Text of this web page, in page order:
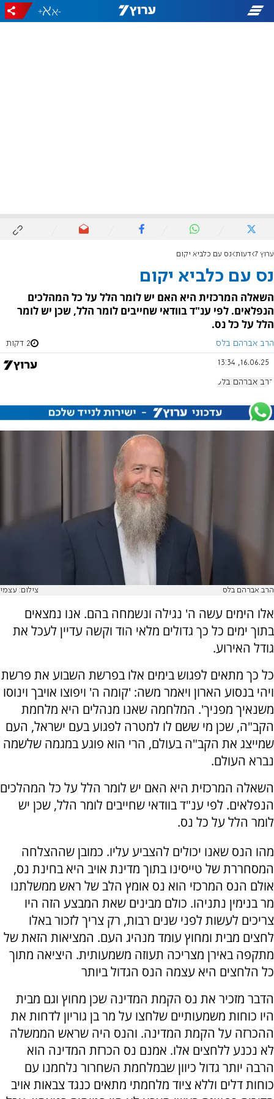
-
+
ערוץ 7 דעות נס עם כלביא יקום
נס עם כלביא יקום
השאלה המרכזית היא האם יש לומר הלל על כל המהלכים
הנפלאים. לפי ענ"ד בוודאי שחייבים לומר הלל, שכן יש לומר
הלל על כל נס.
הרב אברהם בלס 2 דקות
16.06.25, 13:34
הרב אברהם בלס
הרב אברהם בלס צילום: עצמי
אלו הימים עשה ה' נגילה ונשמחה בהם. אנו נמצאים
בתוך ימים כל כך גדולים מלאי הוד וקשה עדיין לעכל את
גודל האירוע.
כל כך מתאים לפגוש בימים אלו בפרשת השבוע את פרשת
ויהי בנסוע הארון ויאמר משה: 'קומה ה' ויפוצו אויבך וינוסו
משנאיך מפניך'. המלחמה שאנו מנהלים היא מלחמת
הקב"ה, שכן מי ששם לו למטרה לפגוע בעם ישראל, העם
שמייצג את הקב"ה בעולם, הרי הוא פוגע במגמה שלשמה
נברא העולם.
השאלה המרכזית היא האם יש לומר הלל על כל המהלכים
הנפלאים. לפי ענ"ד בוודאי שחייבים לומר הלל, שכן יש
לומר הלל על כל נס.
מהו הנס שאנו יכולים להצביע עליו. כמובן שההצלחה
המסחררת של טייסינו בתוך מדינת אויב היא בחינת נס,
אולם הנס המרכזי הוא נס אומץ הלב של ראש ממשלתנו
מר בנימין נתניהו. כולם מבינים שאת המבצע הזה היו
צריכים לעשות לפני שנים רבות, רק צריך לזכור באלו
לחצים מבית ומחוץ עומד מנהיג העם. המציאות הזאת של
מתקפה באירן מצריכה תעוזה משמעותית. היציאה מתוך
כל הלחצים היא עצמה הנס הגדול ביותר
הדבר מזכיר את נס הקמת המדינה שכן מחוץ וגם מבית
היו כוחות משמעותיים שלחצו על מר בן גוריון לדחות את
ההכרזה על הקמת המדינה. והנס היה שראש הממשלה
לא נכנע ללחצים אלו. אמנם נס הכרזת המדינה הוא
הרבה יותר גדול כיוון שבמלחמת השחרור נלחמנו עם
כוחות דלים וללא ציוד מלחמתי מתאים כנגד צבאות אויב